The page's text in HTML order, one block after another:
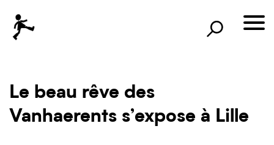
Rechercher ×
Le beau rêve des
Vanhaerents s’expose à Lille